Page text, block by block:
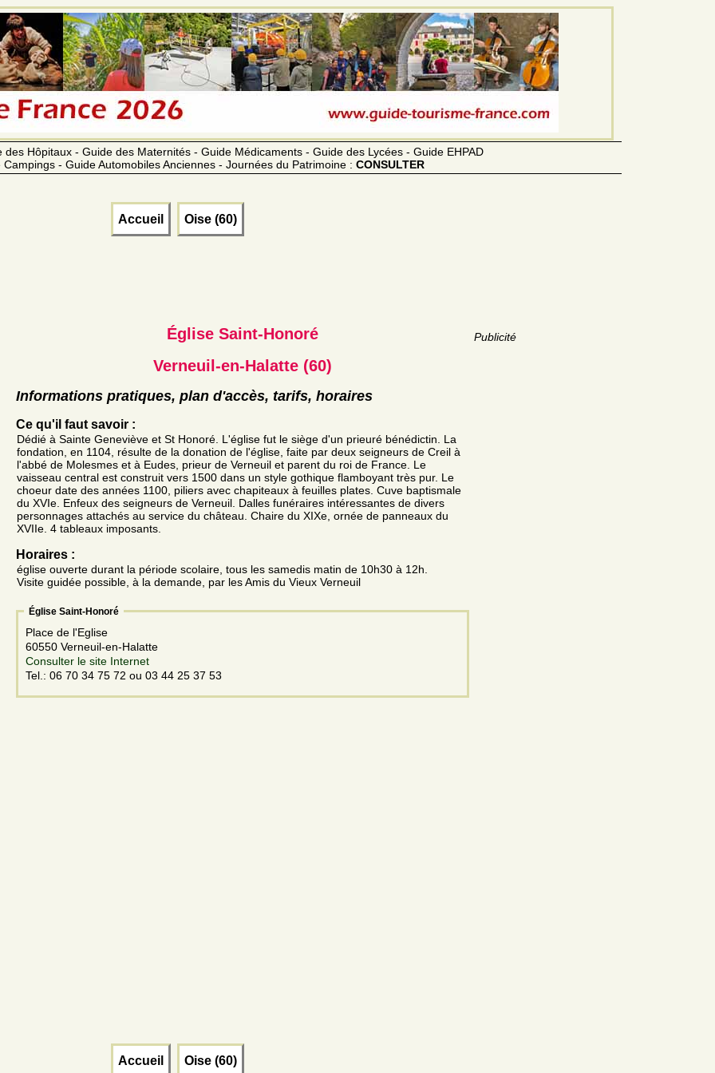
Hôpitaux - Guide des Maternités - Guide Médicaments - Guide des Lycées - Guide EHPAD
- Guide Automobiles Anciennes - Journées du Patrimoine : CONSULTER
Accueil Oise (60)
Publicité
Église Saint-Honoré
Verneuil-en-Halatte (60)
Informations pratiques, plan d'accès, tarifs, horaires
Ce qu'il faut savoir :
Dédié à Sainte Geneviève et St Honoré. L'église fut le siège d'un prieuré bénédictin. La
fondation, en 1104, résulte de la donation de l'église, faite par deux seigneurs de Creil à
l'abbé de Molesmes et à Eudes, prieur de Verneuil et parent du roi de France. Le
vaisseau central est construit vers 1500 dans un style gothique flamboyant très pur. Le
choeur date des années 1100, piliers avec chapiteaux à feuilles plates. Cuve baptismale
du XVIe. Enfeux des seigneurs de Verneuil. Dalles funéraires intéressantes de divers
personnages attachés au service du château. Chaire du XIXe, ornée de panneaux du
XVIIe. 4 tableaux imposants.
Horaires :
église ouverte durant la période scolaire, tous les samedis matin de 10h30 à 12h.
Visite guidée possible, à la demande, par les Amis du Vieux Verneuil
Église Saint-Honoré
Place de l'Eglise
60550 Verneuil-en-Halatte
Consulter le site Internet
Tel.: 06 70 34 75 72 ou 03 44 25 37 53
Accueil Oise (60)